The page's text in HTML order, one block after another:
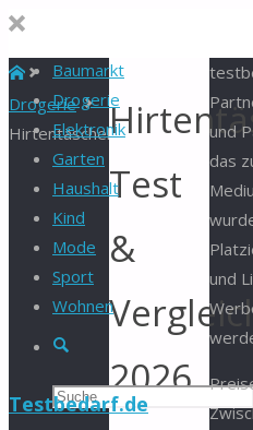
Baumarkt
Drogerie
Elektronik
Garten
Haushalt
Kind
Mode
Sport
Wohnen
Suche
Suchen
Testbedarf.de
Start
Drogerie
Hirtentäschel
Test
&
2026
und
das
und